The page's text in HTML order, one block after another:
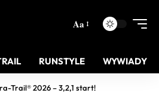
Aa
RUNSTYLE WYWIADY
Trail® 2026 – 3,2,1 start!